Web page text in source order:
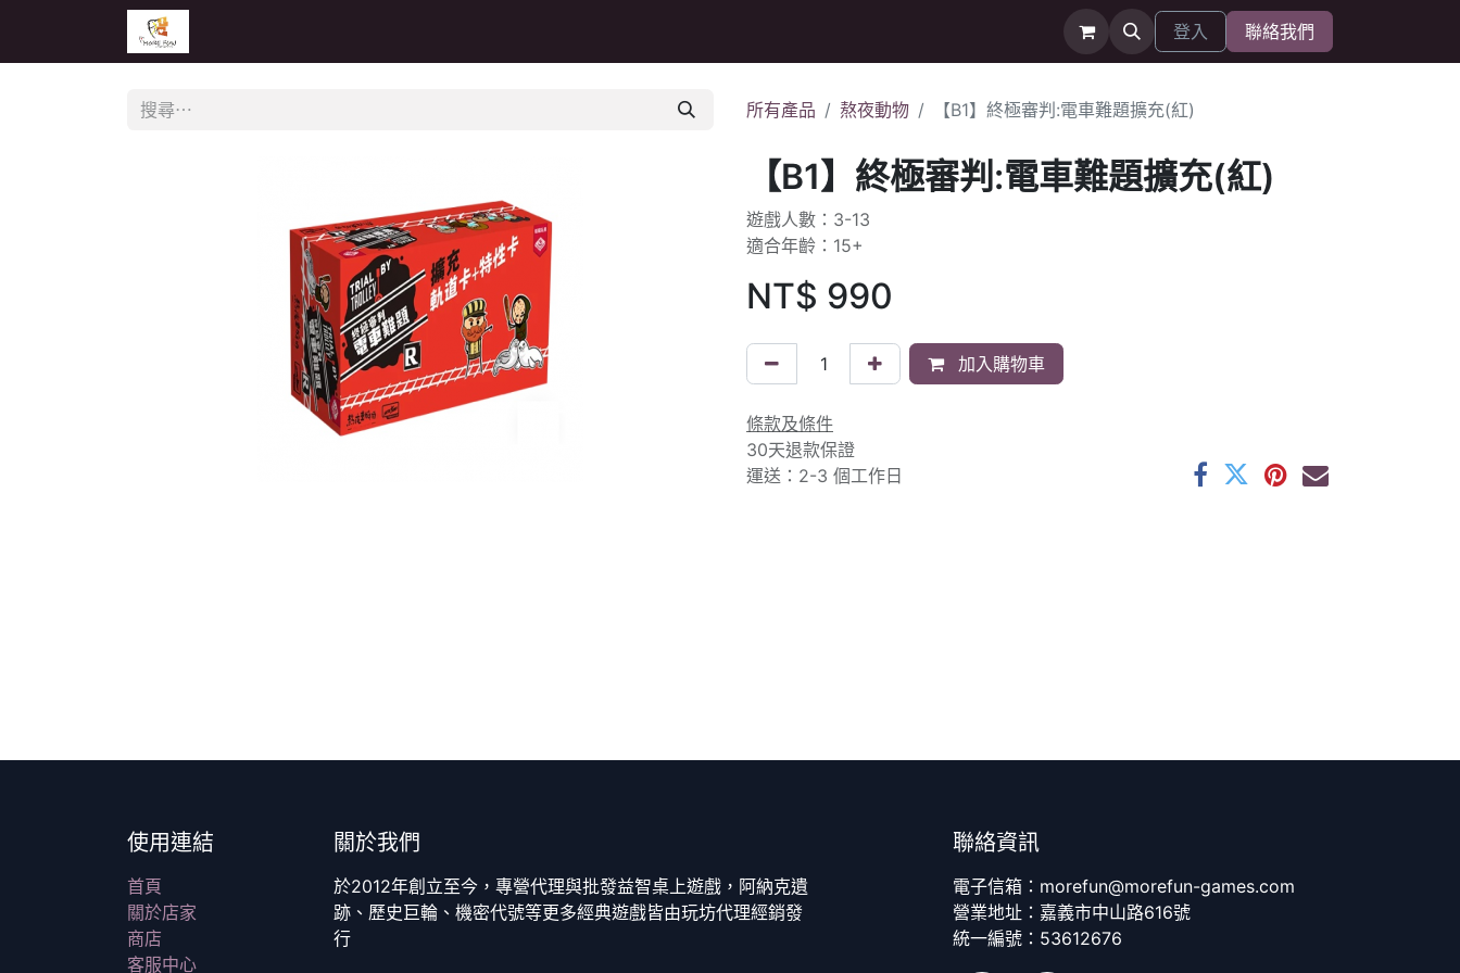
登入 聯絡我們
所有產品 熬夜動物 【B1】終極審判:電車難題擴充(紅)
【B1】終極審判:電車難題擴充(紅)
遊戲人數：3-13
適合年齡：15+
NT$ 990
加入購物車
條款及條件
30天退款保證
運送：2-3 個工作日
使用連結
首頁
關於店家
商店
客服中心
關於我們
於2012年創立至今，專營代理與批發益智桌上遊戲，阿納克遺
跡、歷史巨輪、機密代號等更多經典遊戲皆由玩坊代理經銷發
行
聯絡資訊
電子信箱：morefun@morefun-games.com
營業地址：嘉義市中山路616號
統一編號：53612676